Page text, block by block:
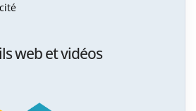
web et vidéos